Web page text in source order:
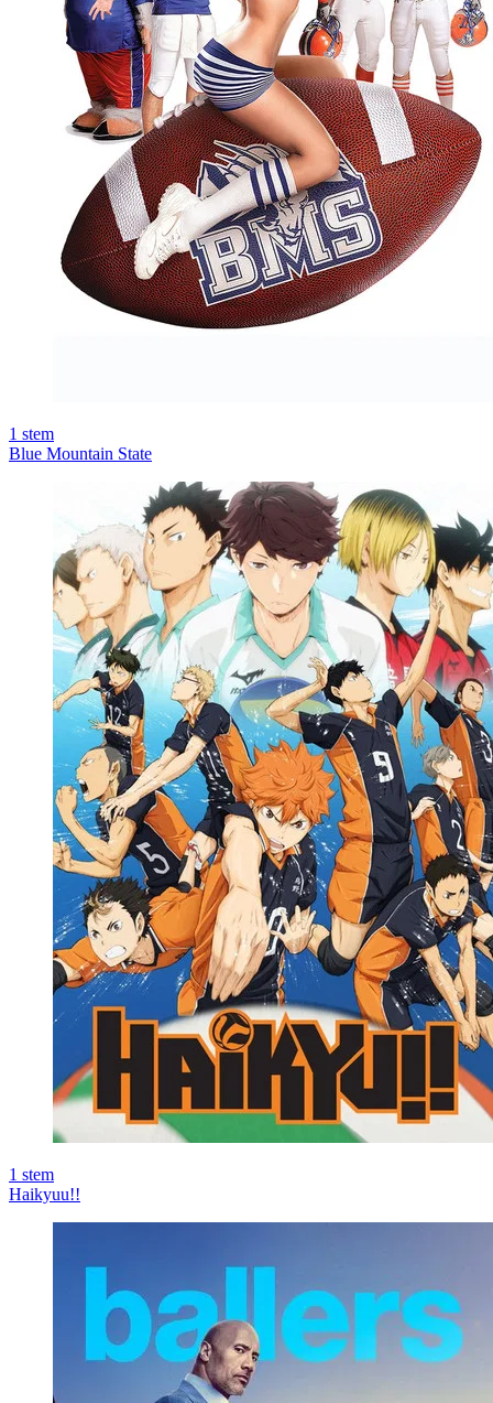
1 stem
Blue Mountain State
1 stem
Haikyuu!!